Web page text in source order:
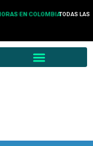
EN COLOMBIATODAS LAS